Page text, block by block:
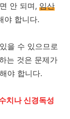
안 되며, 임산
야 합니다.
을 수 있으므로
는 것은 문제가
야 합니다.
치나 신경독성